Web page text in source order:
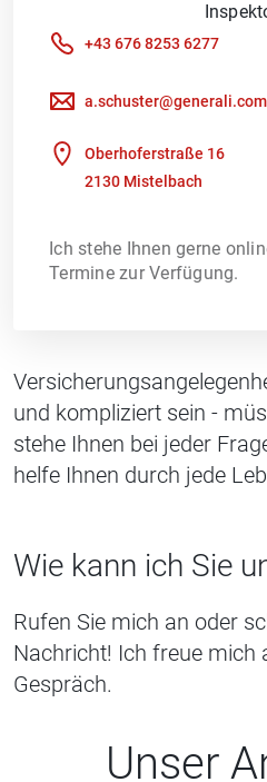
+43 676 8253 6277
a.schuster@generali.com
Oberhoferstraße 16
2130 Mistelbach
Ich stehe Ihnen gerne
Termine zur Verfügung.
und kompliziert sein -
stehe Ihnen bei jeder
helfe Ihnen durch jede
Wie kann ich Sie
Rufen Sie mich an oder
Nachricht! Ich freue mich
Gespräch.
Unser